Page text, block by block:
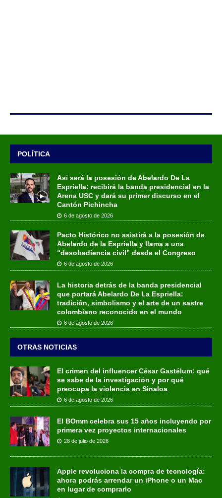
POLÍTICA
Así será la posesión de Abelardo De La
Espriella: recibirá la banda presidencial en la
Arena USC y dará su primer discurso en el
Cantón Pichincha
6 de agosto de 2026
Pacto Histórico no asistirá a la posesión de
Abelardo de la Espriella y llama a una
“desobediencia civil” desde el Congreso
6 de agosto de 2026
La historia detrás de la banda presidencial
que portará Abelardo De La Espriella:
tradición, simbolismo y el arte de un sastre
colombiano reconocido en el mundo
6 de agosto de 2026
OTRAS NOTICIAS
El crimen del influencer César Gastélum: qué
se sabe de la investigación y por qué
preocupa la violencia en Sinaloa
6 de agosto de 2026
El BOmm celebra sus 15 años incluyendo por
primera vez proyectos internacionales
28 de julio de 2026
Apple revoluciona la compra de tecnología:
ahora podrás arrendar un iPhone o un Mac
en lugar de comprarlo